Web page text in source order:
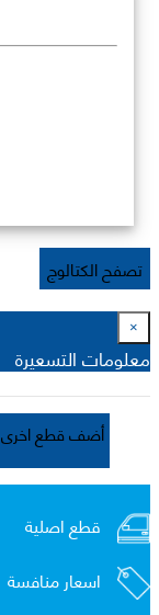
تصفح الكتالوج
×
معلومات التسعيرة
أضف قطع اخرى
قطع اصلية
اسعار منافسة